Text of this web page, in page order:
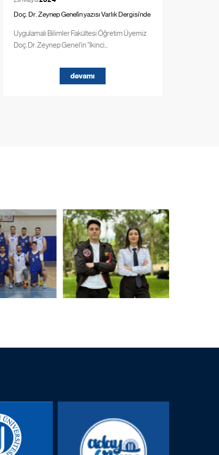
Doç. Dr. Zeynep Genel’in yazısı Varlık Dergisi’nde
Uygulamalı Bilimler Fakültesi Öğretim Üyemiz
Doç. Dr. Zeynep Genel'in "İkinci...
devamı